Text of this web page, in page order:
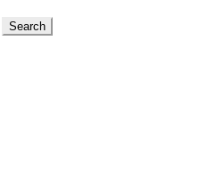
Search